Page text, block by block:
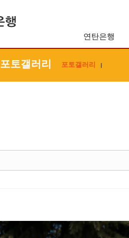
연탄은행
포토갤러리 포토갤러리 |